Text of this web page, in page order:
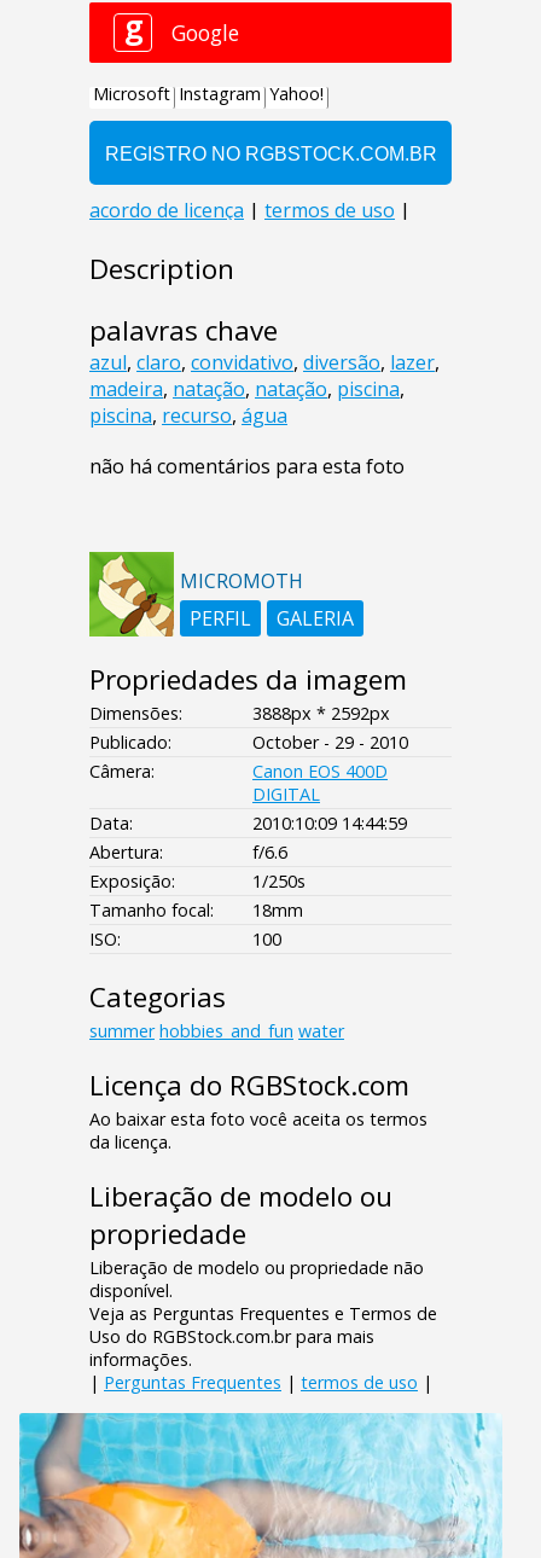
Description
palavras chave
azul, claro, convidativo, diversão, lazer,
madeira, natação, natação, piscina,
piscina, recurso, água
não há comentários para esta foto
MICROMOTH
PERFIL
GALERIA
Propriedades da imagem
Dimensões:
3888px * 2592px
Publicado:
October - 29 - 2010
Câmera:
Canon EOS 400D
DIGITAL
Data:
2010:10:09 14:44:59
Abertura:
f/6.6
Exposição:
1/250s
Tamanho focal:
18mm
ISO:
100
Categorias
summer hobbies_and_fun water
Licença do RGBStock.com
Ao baixar esta foto você aceita os termos
da licença.
Liberação de modelo ou
propriedade
Liberação de modelo ou propriedade não
disponível.
Veja as Perguntas Frequentes e Termos de
Uso do RGBStock.com.br para mais
informações.
| Perguntas Frequentes | termos de uso |